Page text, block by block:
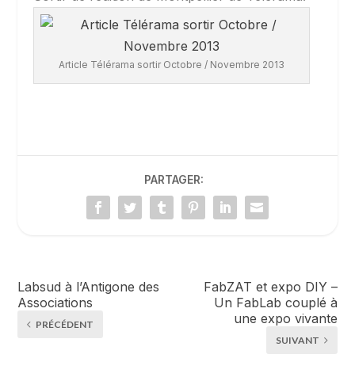
Article Télérama sortir Octobre / Novembre 2013
PARTAGER:
Labsud à l’Antigone des
Associations
PRÉCÉDENT
FabZAT et expo DIY –
Un FabLab couplé à
une expo vivante
SUIVANT